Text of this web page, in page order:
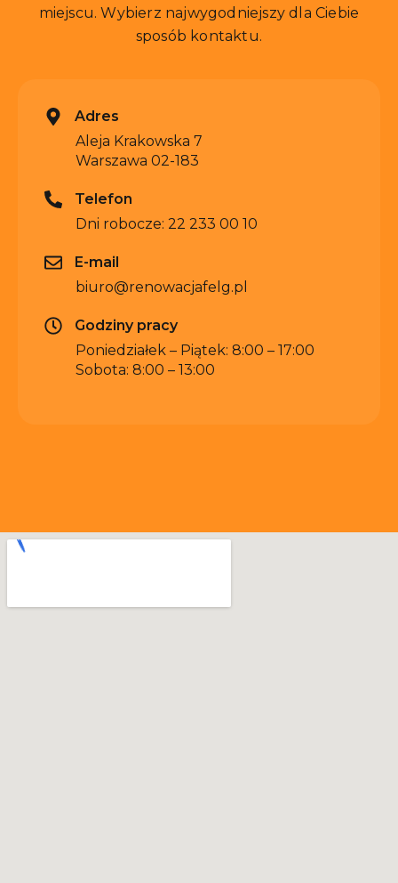
miejscu. Wybierz najwygodniejszy dla Ciebie
sposób kontaktu.
Adres
Aleja Krakowska 7
Warszawa 02-183
Telefon
Dni robocze: 22 233 00 10
E-mail
biuro@renowacjafelg.pl
Godziny pracy
Poniedziałek – Piątek: 8:00 – 17:00
Sobota: 8:00 – 13:00